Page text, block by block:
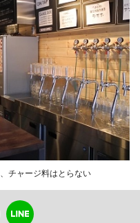
チャージ料はとらない